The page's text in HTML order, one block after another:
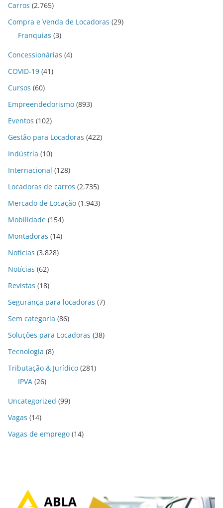
Carros (2.765)
Compra e Venda de Locadoras (29)
Franquias (3)
Concessionárias (4)
COVID-19 (41)
Cursos (60)
Empreendedorismo (893)
Eventos (102)
Gestão para Locadoras (422)
Indústria (10)
Internacional (128)
Locadoras de carros (2.735)
Mercado de Locação (1.943)
Mobilidade (154)
Montadoras (14)
Notícias (3.828)
Notícias (62)
Revistas (18)
Segurança para locadoras (7)
Sem categoria (86)
Soluções para Locadoras (38)
Tecnologia (8)
Tributação & Jurídico (281)
IPVA (26)
Uncategorized (99)
Vagas (14)
Vagas de emprego (14)